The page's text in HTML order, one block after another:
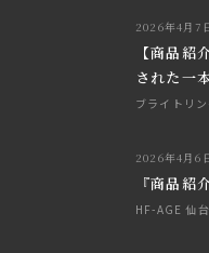
2026年4月7
【商品紹
された一
ブライトリ
2026年4月6
『商品紹
HF-AGE 仙